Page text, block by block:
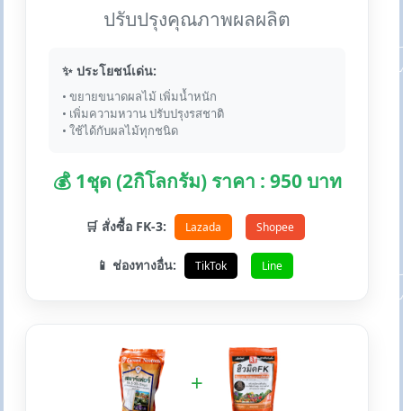
ปรับปรุงคุณภาพผลผลิต
✨ ประโยชน์เด่น:
• ขยายขนาดผลไม้ เพิ่มน้ำหนัก
• เพิ่มความหวาน ปรับปรุงรสชาติ
• ใช้ได้กับผลไม้ทุกชนิด
💰 1ชุด (2กิโลกรัม) ราคา : 950 บาท
🛒 สั่งซื้อ FK-3: Lazada Shopee
📱 ช่องทางอื่น: TikTok Line
+